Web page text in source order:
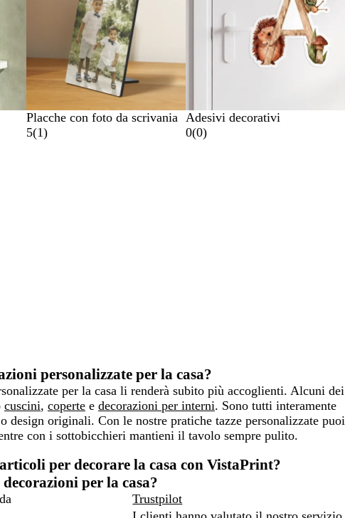
Placche con foto da scrivania
5(1)
Adesivi decorativi
0(0)
personalizzate per la casa?
per la casa li renderà subito più accoglienti. Alcuni dei
cuscini, coperte e decorazioni per interni. Sono tutti interamente
originali. Con le nostre pratiche tazze personalizzate puoi
con i sottobicchieri mantieni il tavolo sempre pulito.
per decorare la casa con VistaPrint?
per la casa?
Trustpilot